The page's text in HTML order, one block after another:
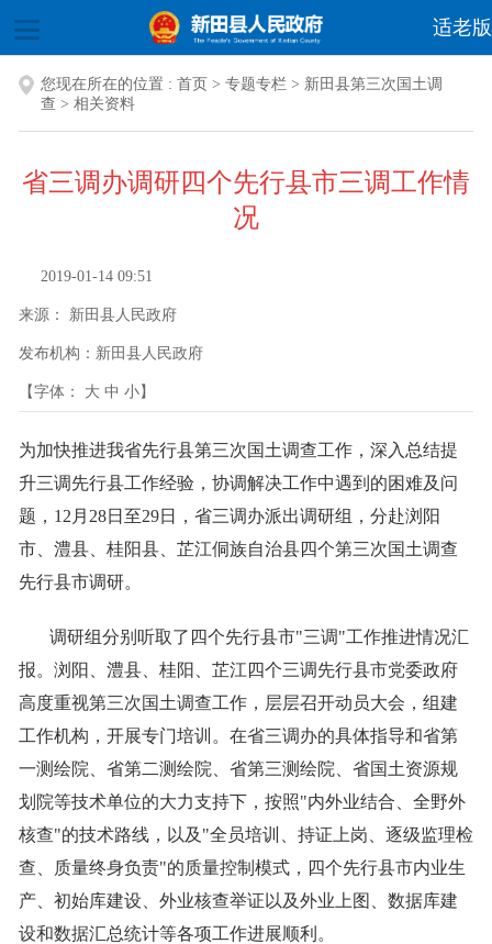
适老版
您现在所在的位置 : 首页 > 专题专栏 > 新田县第三次国土调
查 > 相关资料
省三调办调研四个先行县市三调工作情
况
2019-01-14 09:51
来源： 新田县人民政府
发布机构： 新田县人民政府
【字体： 大 中 小】
为加快推进我省先行县第三次国土调查工作，深入总结提
升三调先行县工作经验，协调解决工作中遇到的困难及问
题，12月28日至29日，省三调办派出调研组，分赴浏阳
市、澧县、桂阳县、芷江侗族自治县四个第三次国土调查
先行县市调研。
调研组分别听取了四个先行县市"三调"工作推进情况汇
报。浏阳、澧县、桂阳、芷江四个三调先行县市党委政府
高度重视第三次国土调查工作，层层召开动员大会，组建
工作机构，开展专门培训。在省三调办的具体指导和省第
一测绘院、省第二测绘院、省第三测绘院、省国土资源规
划院等技术单位的大力支持下，按照"内外业结合、全野外
核查"的技术路线，以及"全员培训、持证上岗、逐级监理检
查、质量终身负责"的质量控制模式，四个先行县市内业生
产、初始库建设、外业核查举证以及外业上图、数据库建
设和数据汇总统计等各项工作进展顺利。